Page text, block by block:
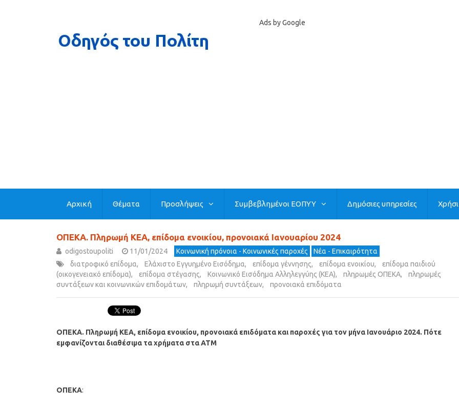
Ads by Google
Αρχική Θέματα Προσλήψεις Συμβεβλημένοι ΕΟΠΥΥ Δημόσιες υπηρεσίες
ΟΠΕΚΑ. Πληρωμή ΚΕΑ, επίδομα ενοικίου, προνοιακά Ιανουαρίου 2024
odigostoupoliti 11/01/2024 Κοινωνική πρόνοια - Κοινωνικές παροχές
Νέα - Επικαιρότητα
διατροφικό επίδομα, Ελάχιστο Εγγυημένο Εισόδημα, επίδομα γέννησης, επίδομα ενοικίου,
επίδομα παιδιού
(οικογενειακό επίδομα), επίδομα στέγασης, Κοινωνικό Εισόδημα Αλληλεγγύης (ΚΕΑ), πληρωμές ΟΠΕΚΑ,
πληρωμές
συντάξεων και κοινωνικών επιδομάτων, πληρωμή συντάξεων, προνοιακά επιδόματα
ΟΠΕΚΑ. Πληρωμή ΚΕΑ, επίδομα ενοικίου, προνοιακά επιδόματα και παροχές για τον μήνα Ιανουάριο 2024. Πότε
εμφανίζονται διαθέσιμα τα χρήματα στα ΑΤΜ
ΟΠΕΚΑ: